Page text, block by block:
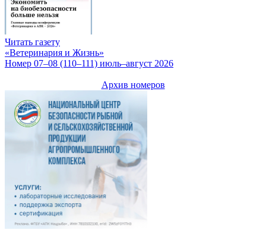
Читать газету
«Ветеринария и Жизнь»
Номер 07–08 (110–111) июль–август 2026
Архив номеров